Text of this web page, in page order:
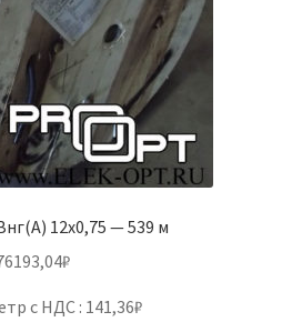
12х0,75 — 539 м
₽
с НДС : 141,36₽